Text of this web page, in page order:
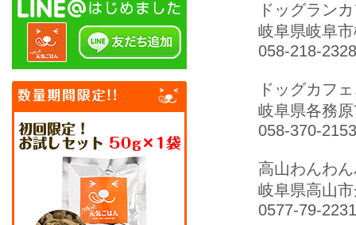
ドッグラン
岐阜県岐阜
058-218-2328
ドッグカフ
岐阜県各務
058-370-2153
高山わんわ
岐阜県高山
0577-79-2231